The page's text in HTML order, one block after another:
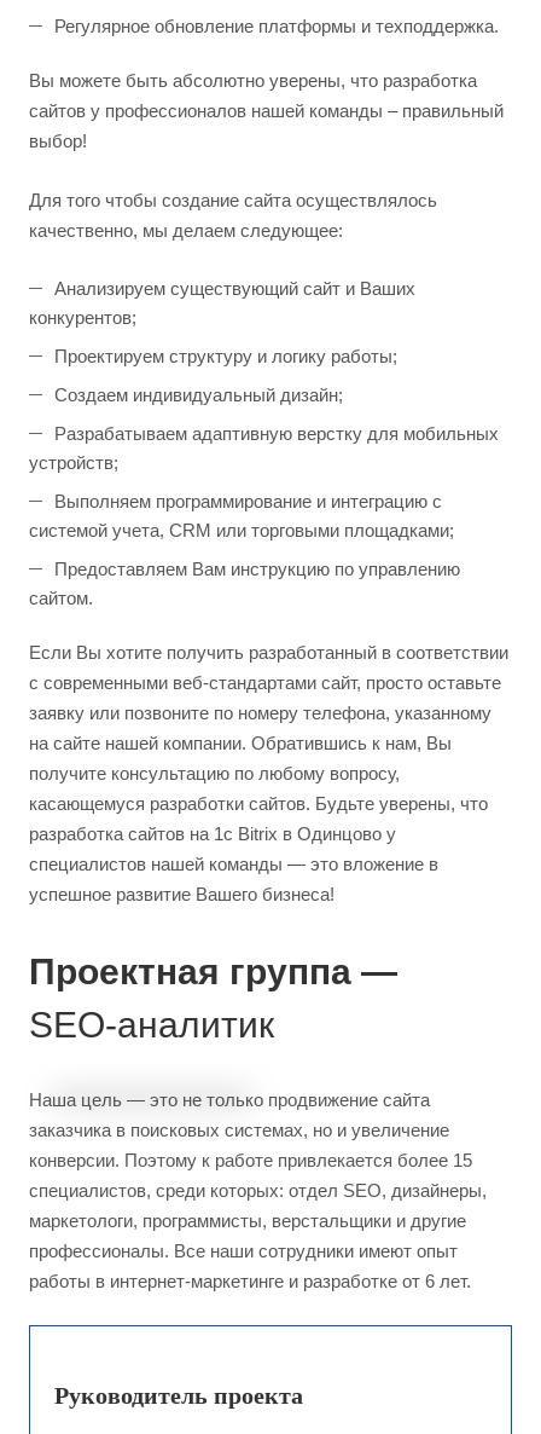
Регулярное обновление платформы и техподдержка.
Вы можете быть абсолютно уверены, что разработка
сайтов у профессионалов нашей команды – правильный
выбор!
Для того чтобы создание сайта осуществлялось
качественно, мы делаем следующее:
Анализируем существующий сайт и Ваших
конкурентов;
Проектируем структуру и логику работы;
Создаем индивидуальный дизайн;
Разрабатываем адаптивную верстку для мобильных
устройств;
Выполняем программирование и интеграцию с
системой учета, CRM или торговыми площадками;
Предоставляем Вам инструкцию по управлению
сайтом.
Если Вы хотите получить разработанный в соответствии
с современными веб-стандартами сайт, просто оставьте
заявку или позвоните по номеру телефона, указанному
на сайте нашей компании. Обратившись к нам, Вы
получите консультацию по любому вопросу,
касающемуся разработки сайтов. Будьте уверены, что
разработка сайтов на 1с Bitrix в Одинцово у
специалистов нашей команды — это вложение в
успешное развитие Вашего бизнеса!
Проектная группа —
Наша цель — это не только продвижение сайта
заказчика в поисковых системах, но и увеличение
конверсии. Поэтому к работе привлекается более 15
специалистов, среди которых: отдел SEO, дизайнеры,
маркетологи, программисты, верстальщики и другие
профессионалы. Все наши сотрудники имеют опыт
работы в интернет-маркетинге и разработке от 6 лет.
Руководитель проекта